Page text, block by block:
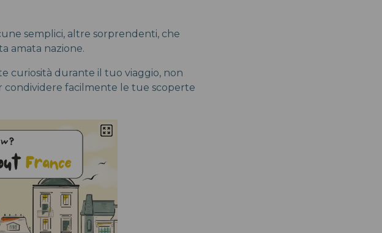
semplici, altre sorprendenti, che
amata nazione.
curiosità durante il tuo viaggio, non
condividere facilmente le tue scoperte